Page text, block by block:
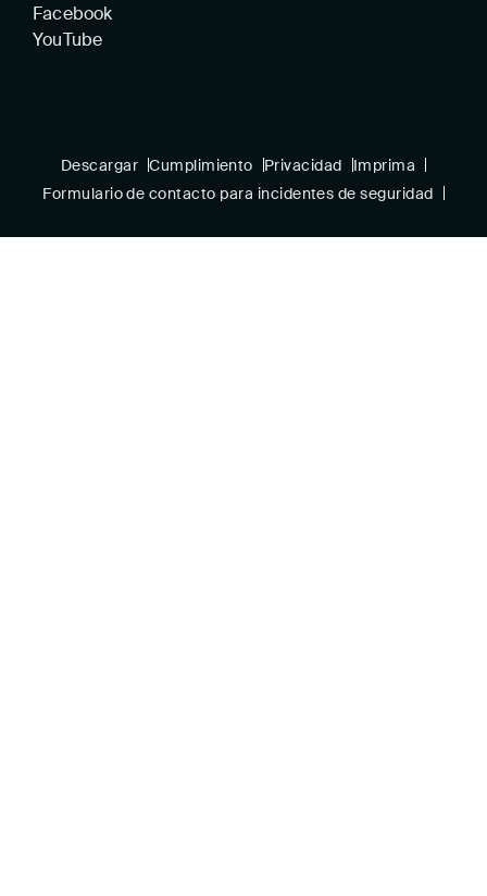
Facebook
YouTube
Descargar Cumplimiento Privacidad
Imprima
Formulario de contacto para incidentes de seguridad